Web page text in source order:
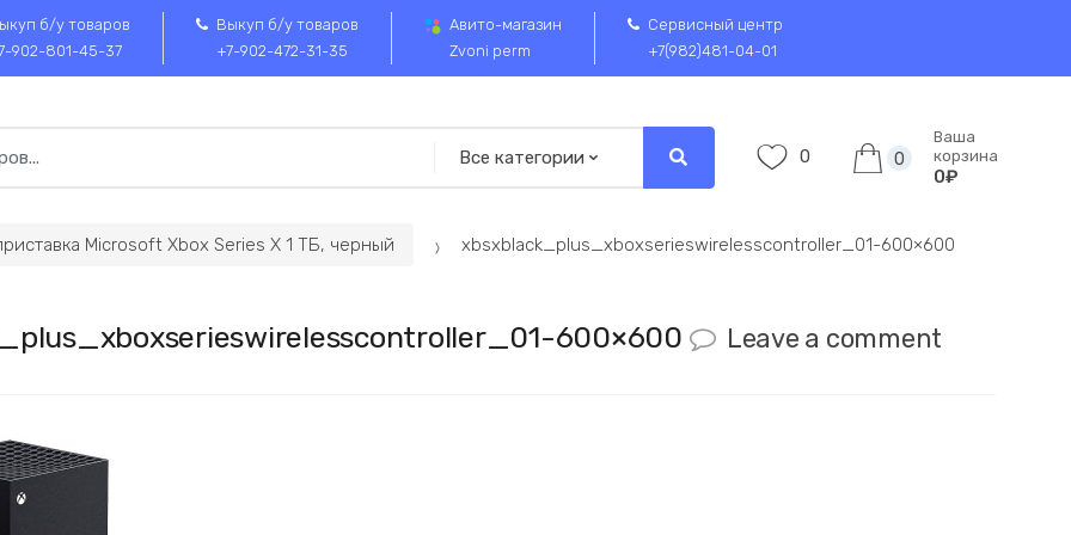
б/у товаров
902-801-45-37
Выкуп б/у товаров
+7-902-472-31-35
Авито-магазин
Zvoni perm
Сервисный центр
+7(982)481-04-01
0 0
Ваша
корзина
0₽
Microsoft Xbox Series X 1 ТБ, черный xbsxblack_plus_xboxserieswirelesscontroller_01-600×600
600×600 Leave a comment